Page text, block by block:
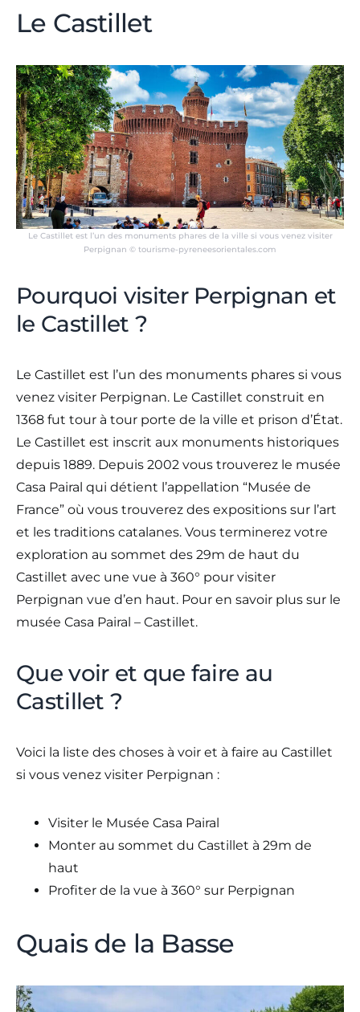
Le Castillet
Le Castillet est l’un des monuments phares de la ville si vous venez visiter
Perpignan © tourisme-pyreneesorientales.com
Pourquoi visiter Perpignan et
le Castillet ?
Le Castillet est l’un des monuments phares si vous
venez visiter Perpignan. Le Castillet construit en
1368 fut tour à tour porte de la ville et prison d’État.
Le Castillet est inscrit aux monuments historiques
depuis 1889. Depuis 2002 vous trouverez le musée
Casa Pairal qui détient l’appellation “Musée de
France” où vous trouverez des expositions sur l’art
et les traditions catalanes. Vous terminerez votre
exploration au sommet des 29m de haut du
Castillet avec une vue à 360° pour visiter
Perpignan vue d’en haut. Pour en savoir plus sur le
musée Casa Pairal – Castillet.
Que voir et que faire au
Castillet ?
Voici la liste des choses à voir et à faire au Castillet
si vous venez visiter Perpignan :
Visiter le Musée Casa Pairal
Monter au sommet du Castillet à 29m de
haut
Profiter de la vue à 360° sur Perpignan
Quais de la Basse